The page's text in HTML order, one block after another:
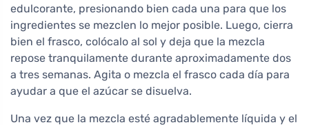
edulcorante, presionando bien cada una para que los
ingredientes se mezclen lo mejor posible. Luego, cierra
bien el frasco, colócalo al sol y deja que la mezcla
repose tranquilamente durante aproximadamente dos
a tres semanas. Agita o mezcla el frasco cada día para
ayudar a que el azúcar se disuelva.
Una vez que la mezcla esté agradablemente líquida y el